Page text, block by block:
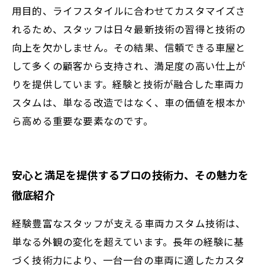
用目的、ライフスタイルに合わせてカスタマイズさ
れるため、スタッフは日々最新技術の習得と技術の
向上を欠かしません。その結果、信頼できる車屋と
して多くの顧客から支持され、満足度の高い仕上が
りを提供しています。経験と技術が融合した車両カ
スタムは、単なる改造ではなく、車の価値を根本か
ら高める重要な要素なのです。
安心と満足を提供するプロの技術力、その魅力を
徹底紹介
経験豊富なスタッフが支える車両カスタム技術は、
単なる外観の変化を超えています。長年の経験に基
づく技術力により、一台一台の車両に適したカスタ